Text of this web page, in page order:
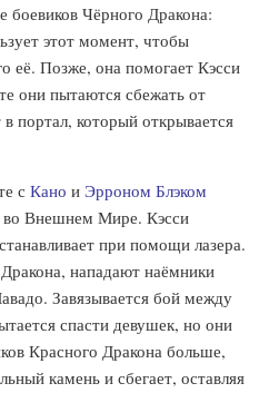
боевиков Чёрного Дракона:
этот момент, чтобы
её. Позже, она помогает Кэсси
они пытаются сбежать от
портал, который открывается
сКано иЭрроном Блэком
во Внешнем Мире. Кэсси
при помощи лазера.
нападают наёмники
Завязывается бой между
спасти девушек, но они
Красного Дракона больше,
камень и сбегает, оставляя